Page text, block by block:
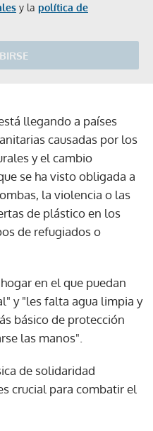
y la política de
llegando a países
causadas por los
y el cambio
se ha visto obligada a
la violencia o las
de plástico en los
de refugiados o
en el que puedan
y "les falta agua limpia y
básico de protección
las manos".
de solidaridad
crucial para combatir el